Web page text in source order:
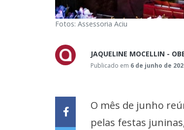
Fotos: Assessoria Aciu
JAQUELINE MOCELLIN -
Publicado em 6 de junho de
O mês de junho
pelas festas